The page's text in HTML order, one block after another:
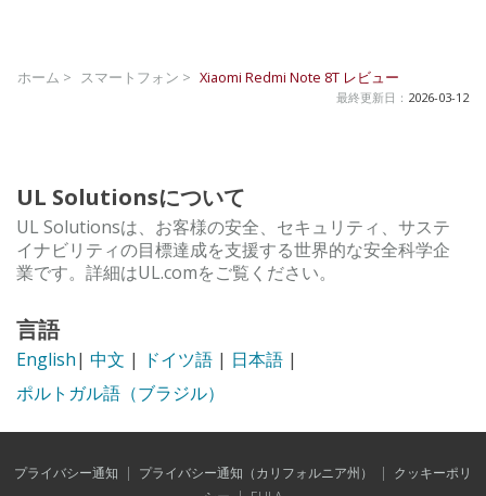
ホーム > スマートフォン > Xiaomi Redmi Note 8T レビュー
最終更新日： 2026-03-12
UL Solutionsについて
UL Solutionsは、お客様の安全、セキュリティ、サステ
イナビリティの目標達成を支援する世界的な安全科学企
業です。詳細はUL.comをご覧ください。
言語
English| 中文 | ドイツ語 | 日本語 |
ポルトガル語（ブラジル）
プライバシー通知 | プライバシー通知（カリフォルニア州） | クッキーポリ